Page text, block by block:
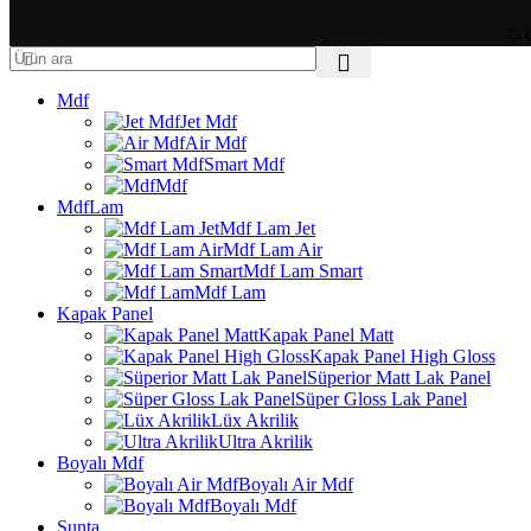
Mdf
Jet Mdf
Air Mdf
Smart Mdf
Mdf
MdfLam
Mdf Lam Jet
Mdf Lam Air
Mdf Lam Smart
Mdf Lam
Kapak Panel
Kapak Panel Matt
Kapak Panel High Gloss
Süperior Matt Lak Panel
Süper Gloss Lak Panel
Lüx Akrilik
Ultra Akrilik
Boyalı Mdf
Boyalı Air Mdf
Boyalı Mdf
Sunta